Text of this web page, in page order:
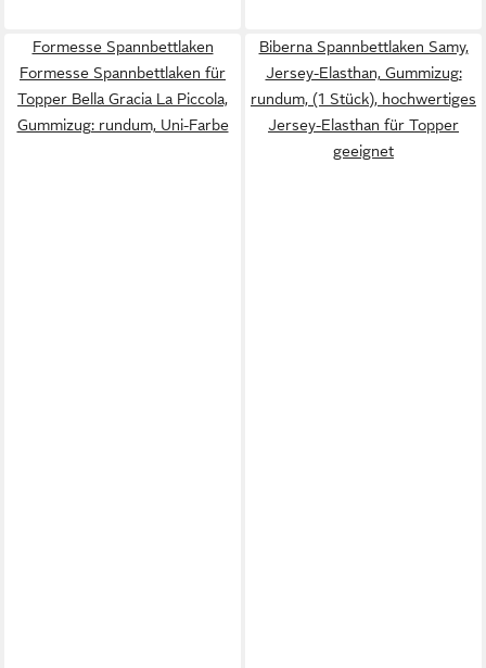
Formesse Spannbettlaken
Formesse Spannbettlaken für
Topper Bella Gracia La Piccola,
Gummizug: rundum, Uni-Farbe
Biberna Spannbettlaken Samy,
Jersey-Elasthan, Gummizug:
rundum, (1 Stück), hochwertiges
Jersey-Elasthan für Topper
geeignet